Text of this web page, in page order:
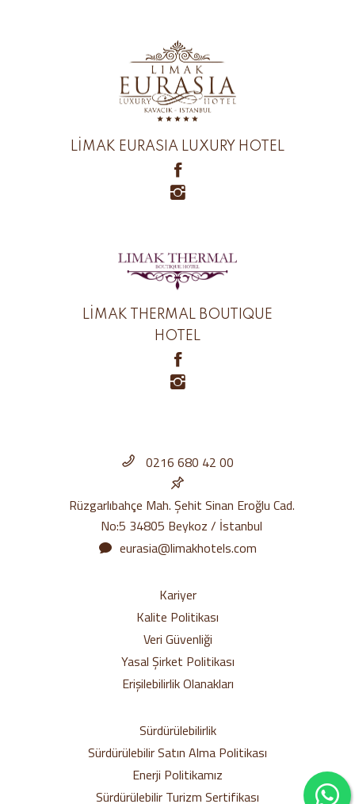
LİMAK EURASIA LUXURY HOTEL
LİMAK THERMAL BOUTIQUE
HOTEL
0216 680 42 00
Rüzgarlıbahçe Mah. Şehit Sinan Eroğlu Cad.
No:5 34805 Beykoz / İstanbul
eurasia@limakhotels.com
Kariyer
Kalite Politikası
Veri Güvenliği
Yasal Şirket Politikası
Erişilebilirlik Olanakları
Sürdürülebilirlik
Sürdürülebilir Satın Alma Politikası
Enerji Politikamız
Sürdürülebilir Turizm Sertifikası